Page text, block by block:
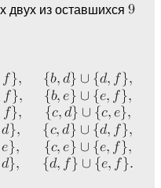
двух из оставшихся